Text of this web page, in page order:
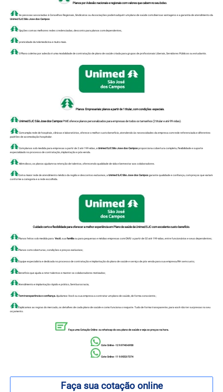
Faça sua cotação online
Planos por Adesão: nacionais e regionais com valores que cabem no seu bolso.
As pessoas associadas à Conselhos Regionais, Sindicatos ou Associações podem adquirir um plano de saúde com diversas vantagens e a garantia de atendimento da
Unimed SJC São Jose dos Campos
Opções com as melhores redes credenciadas, desconto para planos com dependentes,
praticidade da telemedicina e muito mais.
O Plano coletivo por adesão é uma modalidade de contratação de plano de saúde criada para grupos de profissionais Liberais, Servidores Públicos ou estudantis.
Planos Empresariais: planos a partir de 1 titular, com condições especiais.
Unimed SJC São Jose dos CamposPME oferece planos personalizados para empresas de todos os tamanhos (2 titular e até 99 vidas).
Com ampla rede de hospitais, clínicas e laboratórios, oferece o melhor custo-benefício, atendendo às necessidades da empresa com rede referenciada e diferentes
padrões de acomodação hospitalar.
Com planos sob medida para empresas a partir de 2 até 199 vidas, aUnimed SJC São Jose dos Camposproporciona cobertura completa, flexibilidade e suporte
especializado no processo de contratação, implantação e pós-venda.
Além disso, os planos ajudam na retenção de talentos, oferecendo qualidade de vida e bem-estar aos colaboradores.
Com a maior rede de atendimento médico da região e descontos exclusivos, aUnimed SJC São Jose dos Camposgarante qualidade e confiança, com preços que variam
conforme a categoria e a rede escolhida.
Cuidado certo e flexibilidade para oferecer a melhor experiência em Plano de saúde da Unimed SJC com excelente custo-benefício.
Planos feitos sob medida para Você, suafamíliaou para pequenas e médias empresas com CNPJ a partir de 02 até 199 vidas, entre funcionários e seus dependentes;
Planos com coberturas, condições e preços exclusivos;
Equipe especialista e dedicada no processo de contratação e implantação do plano de saúde e serviço de pós venda para sua empresa/RH sem custo;
Benefício que ajuda a reter talentos e manter os colaboradores motivados;
Atendimento e implantação rápido e prático, Sem burocracia;
Tem transparência e confiança. Ajudamos Você ou sua empresa a contratar um plano de saúde, de forma consciente.;
Explicamos as regras do mercado, os detalhes de cada plano de saúde e como funciona o reajuste. Tudo de forma transparente, para você não ter surpresas no seu
orçamento.
Faça uma Cotação Online ou whatsap do seu plano de saúde e veja os preços na hora.
Cote Online - 12 9.9740-6958
Cote Online - 11 9.9553-7374